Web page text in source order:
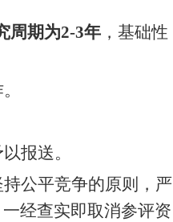
周期为2-3年 ，基础性
报送。
公平竞争的原则，严
经查实即取消参评资